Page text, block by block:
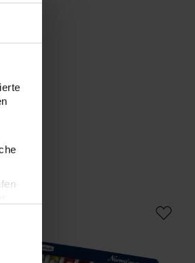
Norma Professional Set 8x20ml